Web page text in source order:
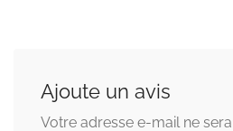
Ajoute un avis
Votre adresse e-mail ne